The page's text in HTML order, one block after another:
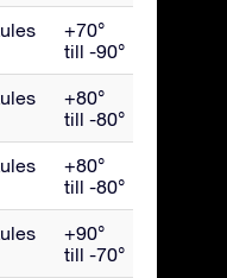
+70°
till -90°
+80°
till -80°
+80°
till -80°
+90°
till -70°